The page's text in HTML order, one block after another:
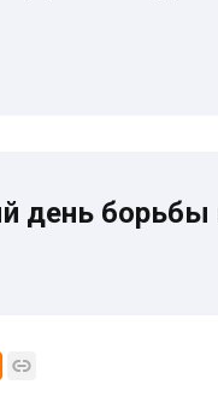
день борьбы